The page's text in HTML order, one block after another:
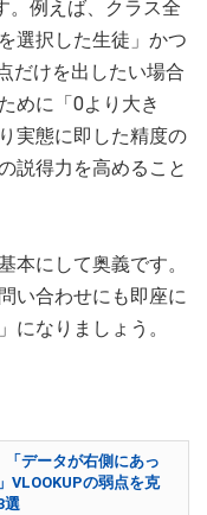
。例えば、クラス全
選択した生徒」かつ
だけを出したい場合
めに「0より大き
実態に即した精度の
説得力を高めること
本にして奥義です。
い合わせにも即座に
になりましょう。
「データが右側にあっ
VLOOKUPの弱点を克
選